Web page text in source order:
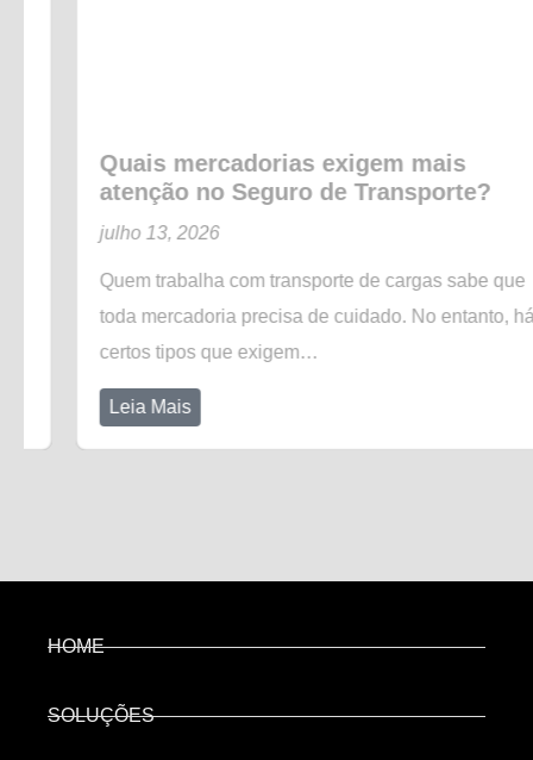
Quais mercadorias exigem mais
atenção no Seguro de Transporte?
julho 13, 2026
Quem trabalha com transporte de cargas sabe que
toda mercadoria precisa de cuidado. No entanto, há
certos tipos que exigem…
Leia Mais
HOME
SOLUÇÕES